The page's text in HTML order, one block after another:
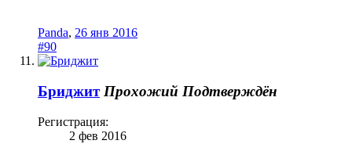
Panda, 26 янв 2016
#90
Бриджит Прохожий Подтверждён
Регистрация:
2 фев 2016